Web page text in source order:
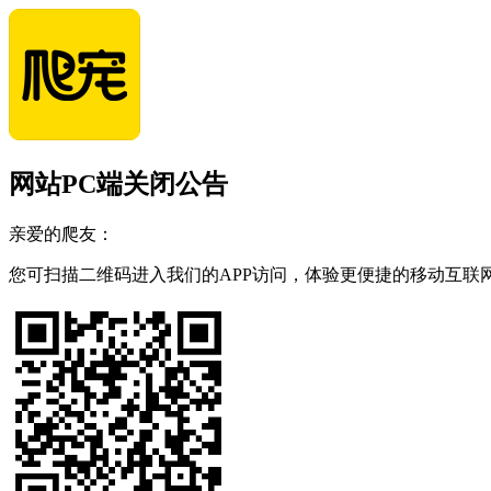
网站PC端关闭公告
亲爱的爬友：
您可扫描二维码进入我们的APP访问，体验更便捷的移动互联